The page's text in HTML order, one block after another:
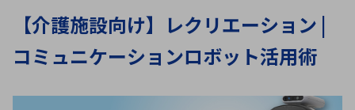
5G・Local 5G
監視・セキュリティ
情報通信 宇宙・防衛
計測・測定・表示機器 検査・分析機器
な行
は行 ま行
や行
ら行
わ行
【介護施設向け】レクリエーション |
コミュニケーションロボット活用術